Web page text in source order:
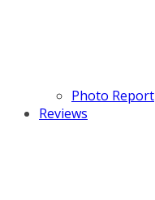
Photo Report
Reviews